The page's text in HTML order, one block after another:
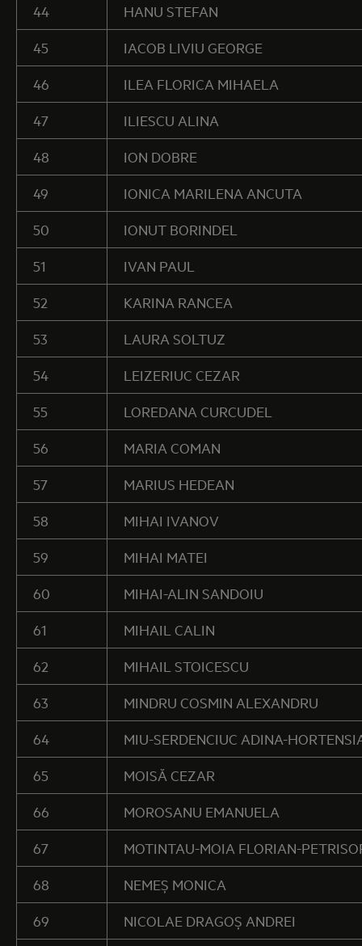
44
HANU STEFAN
45
IACOB LIVIU GEORGE
46
ILEA FLORICA MIHAELA
47
ILIESCU ALINA
48
ION DOBRE
49
IONICA MARILENA ANCUTA
50
IONUT BORINDEL
51
IVAN PAUL
52
KARINA RANCEA
53
LAURA SOLTUZ
54
LEIZERIUC CEZAR
55
LOREDANA CURCUDEL
56
MARIA COMAN
57
MARIUS HEDEAN
58
MIHAI IVANOV
59
MIHAI MATEI
60
MIHAI-ALIN SANDOIU
61
MIHAIL CALIN
62
MIHAIL STOICESCU
63
MINDRU COSMIN ALEXANDRU
64
MIU-SERDENCIUC ADINA-
65
MOISĂ CEZAR
66
MOROSANU EMANUELA
67
MOTINTAU-MOIA FLORIAN-
68
NEMEȘ MONICA
69
NICOLAE DRAGOȘ ANDREI